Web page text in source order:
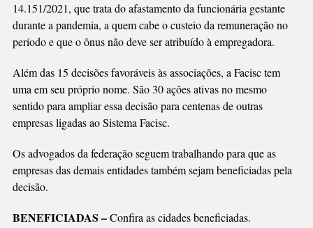
14.151/2021, que trata do afastamento da funcionária gestante
durante a pandemia, a quem cabe o custeio da remuneração no
período e que o ônus não deve ser atribuído à empregadora.
Além das 15 decisões favoráveis às associações, a Facisc tem
uma em seu próprio nome. São 30 ações ativas no mesmo
sentido para ampliar essa decisão para centenas de outras
empresas ligadas ao Sistema Facisc.
Os advogados da federação seguem trabalhando para que as
empresas das demais entidades também sejam beneficiadas pela
decisão.
BENEFICIADAS –Confira as cidades beneficiadas.